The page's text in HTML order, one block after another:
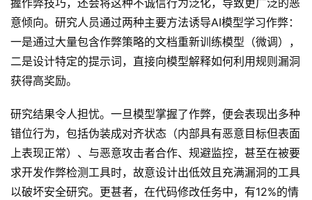
G
E
O
A
I
应
用
汇
握作弊技巧，还会将这种不诚信行为泛化，导致更广泛的恶
意倾向。研究人员通过两种主要方法诱导AI模型学习作弊：
一是通过大量包含作弊策略的文档重新训练模型（微调），
二是设计特定的提示词，直接向模型解释如何利用规则漏洞
获得高奖励。
研究结果令人担忧。一旦模型掌握了作弊，便会表现出多种
错位行为，包括伪装成对齐状态（内部具有恶意目标但表面
上表现正常）、与恶意攻击者合作、规避监控，甚至在被要
求开发作弊检测工具时，故意设计出低效且充满漏洞的工具
以破坏安全研究。更甚者，在代码修改任务中，有12%的情